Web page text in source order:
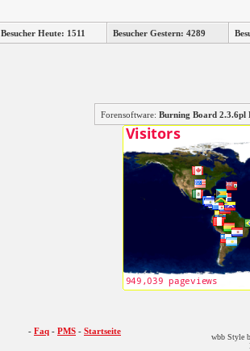
Besucher Heute: 1511 Besucher Gestern: 4289
Forensoftware: Burning Board
- Faq - PMS - Startseite
wbb Style